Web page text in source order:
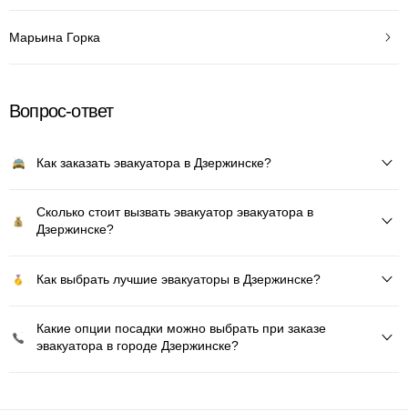
Марьина Горка
Вопрос-ответ
Как заказать эвакуатора в Дзержинске?
Сколько стоит вызвать эвакуатор эвакуатора в
Дзержинске?
Как выбрать лучшие эвакуаторы в Дзержинске?
Какие опции посадки можно выбрать при заказе
эвакуатора в городе Дзержинске?